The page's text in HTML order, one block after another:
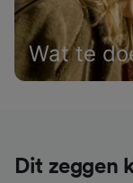
Wat te
Dit zeggen